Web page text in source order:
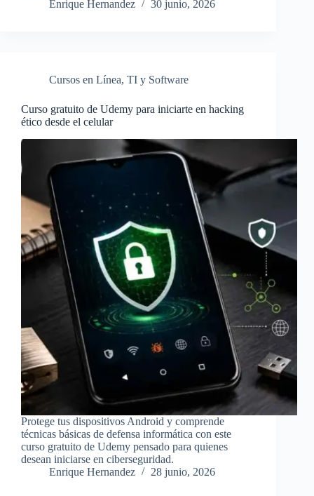
Enrique Hernandez
30 junio, 2026
Cursos en Línea, TI y Software
Curso gratuito de Udemy para iniciarte en hacking
ético desde el celular
Protege tus dispositivos Android y comprende
técnicas básicas de defensa informática con este
curso gratuito de Udemy pensado para quienes
desean iniciarse en ciberseguridad.
Enrique Hernandez
28 junio, 2026